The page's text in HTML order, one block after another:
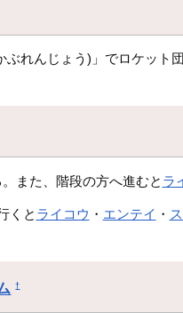
ぶれんじょう)」でロケット
また、階段の方へ進むと ラ
くと ライコウ ・ エンテイ ・
†